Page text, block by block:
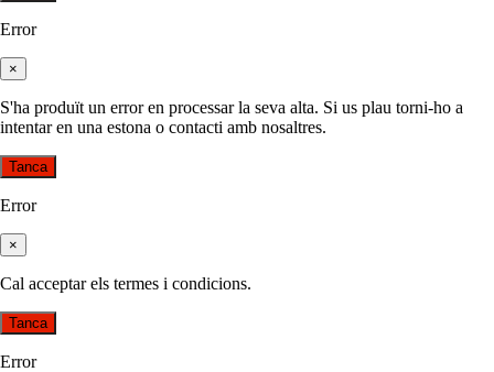
Error
×
S'ha produït un error en processar la seva alta. Si us plau torni-ho a
intentar en una estona o contacti amb nosaltres.
Tanca
Error
×
Cal acceptar els termes i condicions.
Tanca
Error